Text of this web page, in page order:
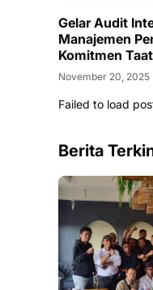
Gelar Audit
Manajemen
Komitmen
November 20, 2025
Failed to load
Berita